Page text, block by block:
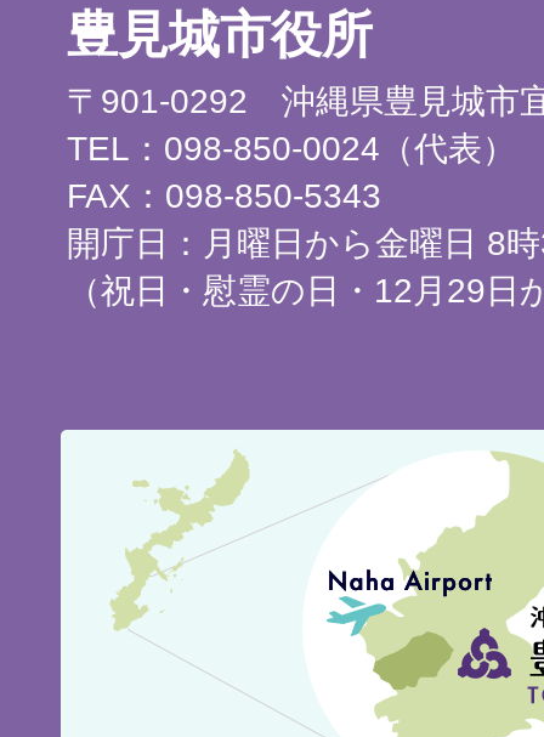
豊見城市役所
〒901-0292 沖縄県豊見城市
TEL：098-850-0024（代表）
FAX：098-850-5343
開庁日：月曜日から金曜日 8
（祝日・慰霊の日・12月29日